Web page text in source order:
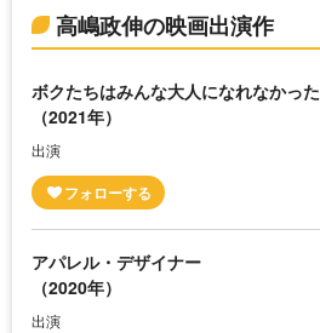
高嶋政伸の映画出演作
ボクたちはみんな大人になれなかった
（2021年）
出演
アパレル・デザイナー
（2020年）
出演